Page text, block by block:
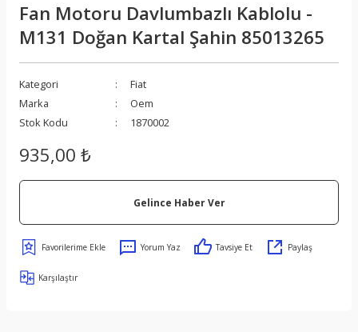
Fan Motoru Davlumbazlı Kablolu -
M131 Doğan Kartal Şahin 85013265
Kategori
Fiat
Marka
Oem
Stok Kodu
1870002
935,00 ₺
Gelince Haber Ver
Yorum Yaz Tavsiye Et Paylaş
Karşılaştır